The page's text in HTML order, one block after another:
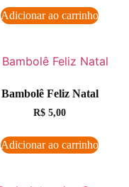
Adicionar ao carrinho
Bambolê Feliz Natal
R$ 5,00
Adicionar ao carrinho